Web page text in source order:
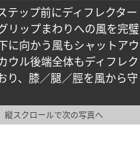
テップ前にディフレクター
リップまわりへの風を完璧
に向かう風もシャットアウ
ウル後端全体もディフレク
り、膝／腿／脛を風から守
縦スクロールで次の写真へ